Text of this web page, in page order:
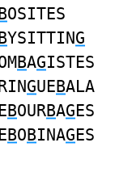
OSITES
YSITTING
BAGISTES
GUEBALA
BOURBAGES
BOBINAGES